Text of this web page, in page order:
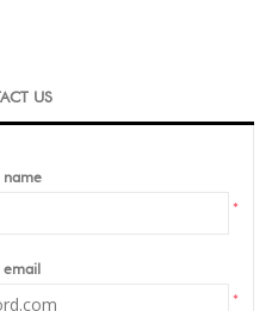
US
name
*
email
*